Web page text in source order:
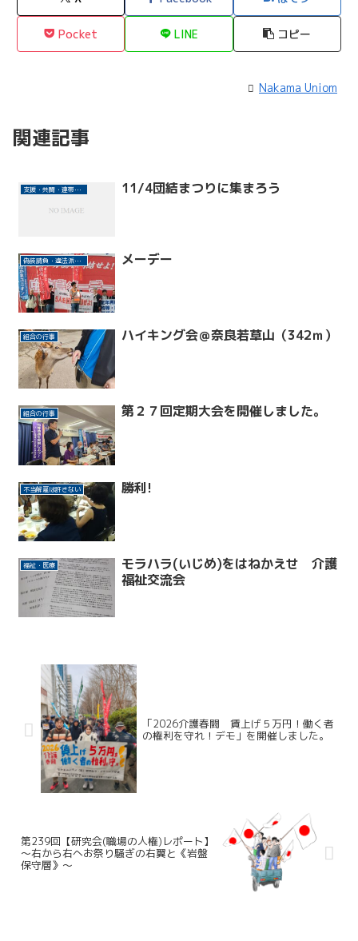
Pocket LINE コピー
Nakama Uniom
関連記事
支援・共闘・連帯活動 11/4団結まつりに集まろう
偽装請負・違法派遣許さない(東リ事件) メーデー
組合の行事 ハイキング会＠奈良若草山（342ｍ）
組合の行事 第２７回定期大会を開催しました。
不当解雇は許さない 勝利!
福祉・医療
モラハラ(いじめ)をはねかえせ 介護
福祉交流会
「2026介護春闘 賃上げ５万円！働く者
の権利を守れ！デモ」を開催しました。
第239回【研究会(職場の人権)レポート】
～右から右へお祭り騒ぎの右翼と《岩盤
保守層》～